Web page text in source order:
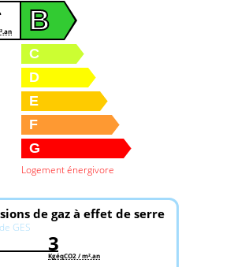
B
C
D
E
F
G
Logement énergivore
de gaz à effet de serre
GES
3
KgéqCO2 / m².an